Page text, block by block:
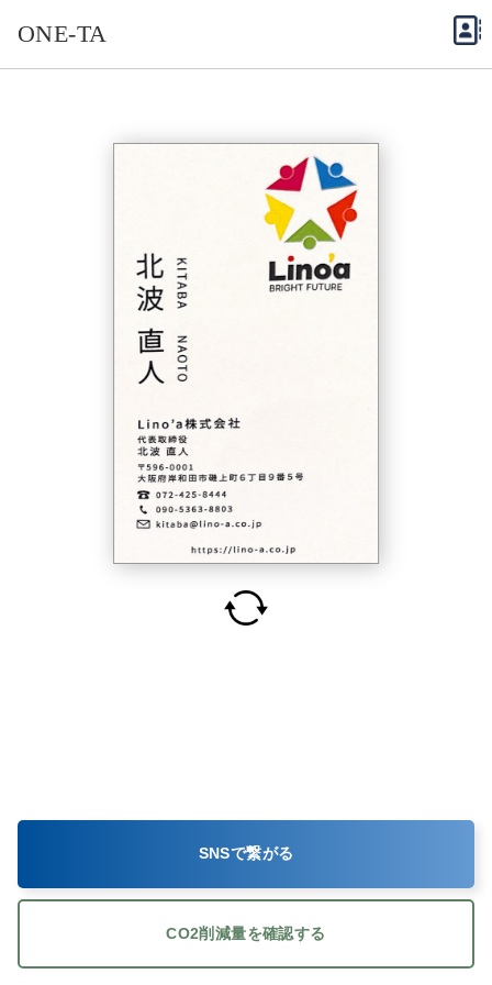
ONE-TA
SNSで繋がる
CO2削減量を確認する